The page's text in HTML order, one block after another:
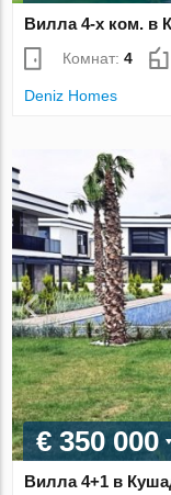
Вилла 4-х ком. в
Комнат:4
Deniz Homes
€ 350 000
Вилла 4+1 в